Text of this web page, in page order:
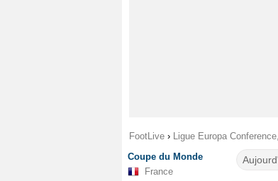
FootLive › Ligue Europa
Coupe du Monde
France